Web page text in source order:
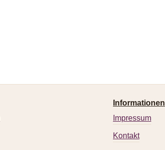
Informationen
Impressum
Kontakt